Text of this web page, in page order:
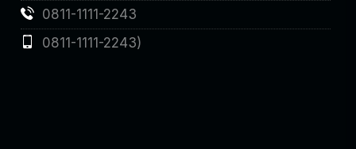
0811-1111-2243
0811-1111-2243)